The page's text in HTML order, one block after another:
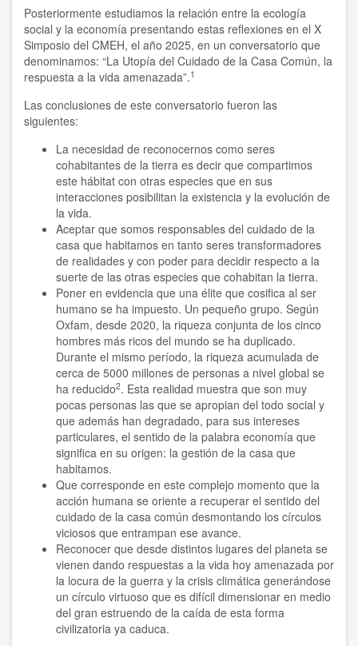
Javier Tolcachier
Jordi Jiménez
Juan Espinosa
Juan Manuel Vega
Loredana Cici
Lorenzo Palumbo
Lourdes Cuellar
Luz Jahnen
Luís Filipe Guerra
Luís Guerra Y Lía Méndez
Marcela Latorre
Moreno Daini
Nestor Tato
Olivier Turquet
Oscar Cevey
Paulo Magalhães
Philippe Moal
Premios Nobel de la Paz
Posteriormente estudiamos la relación entre la ecología
social y la economía presentando estas reflexiones en el X
Simposio del CMEH, el año 2025, en un conversatorio que
denominamos: “La Utopía del Cuidado de la Casa Común, la
respuesta a la vida amenazada”.1
Las conclusiones de este conversatorio fueron las
siguientes:
La necesidad de reconocernos como seres
cohabitantes de la tierra es decir que compartimos
este hábitat con otras especies que en sus
interacciones posibilitan la existencia y la evolución de
la vida.
Aceptar que somos responsables del cuidado de la
casa que habitamos en tanto seres transformadores
de realidades y con poder para decidir respecto a la
suerte de las otras especies que cohabitan la tierra.
Poner en evidencia que una élite que cosifica al ser
humano se ha impuesto. Un pequeño grupo. Según
Oxfam, desde 2020, la riqueza conjunta de los cinco
hombres más ricos del mundo se ha duplicado.
Durante el mismo período, la riqueza acumulada de
cerca de 5000 millones de personas a nivel global se
ha reducido2. Esta realidad muestra que son muy
pocas personas las que se apropian del todo social y
que además han degradado, para sus intereses
particulares, el sentido de la palabra economía que
significa en su origen: la gestión de la casa que
habitamos.
Que corresponde en este complejo momento que la
acción humana se oriente a recuperar el sentido del
cuidado de la casa común desmontando los círculos
viciosos que entrampan ese avance.
Reconocer que desde distintos lugares del planeta se
vienen dando respuestas a la vida hoy amenazada por
la locura de la guerra y la crisis climática generándose
un círculo virtuoso que es difícil dimensionar en medio
del gran estruendo de la caída de esta forma
civilizatoria ya caduca.